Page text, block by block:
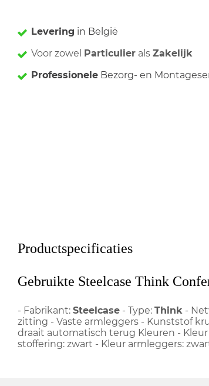
Levering in België
Voor zowel Particulier alsZakelijk
Professionele Bezorg- en
Productspecificaties
Gebruikte Steelcase Think
- Fabrikant: Steelcase - Type: Think -
zitting - Vaste armleggers - Kunststof
draait automatisch terug Kleuren -
stoffering: zwart - Kleur armleggers: